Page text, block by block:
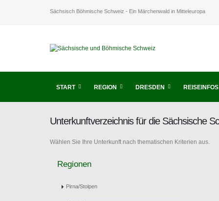
Sächsisch Böhmische Schweiz - Ein Märchenwald in Mitteleuropa
START REGION DRESDEN REISEINFOS
Unterkunftverzeichnis für die Sächsische
Wählen Sie Ihre Unterkunft nach thematischen Kriterien aus.
Regionen
Pirna/Stolpen